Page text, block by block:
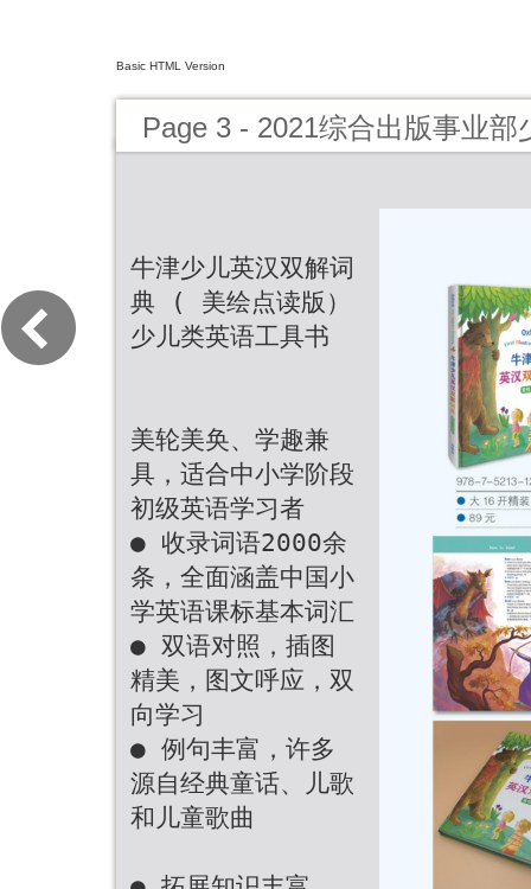
Basic HTML Version
Page 3 - 2021综合出版事业部
牛津少儿英汉双解词
典 ( 美绘点读版）
少儿类英语工具书
美轮美奂、学趣兼
具，适合中小学阶段
初级英语学习者
● 收录词语2000余
条，全面涵盖中国小
学英语课标基本词汇
● 双语对照，插图
精美，图文呼应，双
向学习
● 例句丰富，许多
源自经典童话、儿歌
和儿童歌曲